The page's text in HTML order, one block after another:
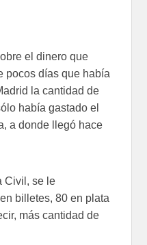
el dinero que
pocos días que había
la cantidad de
había gastado el
a donde llegó hace
Civil, se le
billetes, 80 en plata
más cantidad de